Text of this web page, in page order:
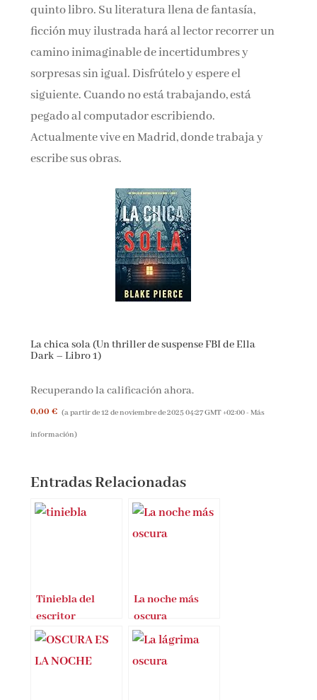
quinto libro. Su literatura llena de fantasía,
ficción muy ilustrada hará al lector recorrer un
camino inimaginable de incertidumbres y
sorpresas sin igual. Disfrútelo y espere el
siguiente. Cuando no está trabajando, está
pegado al computador escribiendo.
Actualmente vive en Madrid, donde trabaja y
escribe sus obras.
La chica sola (Un thriller de suspense FBI de Ella
Dark – Libro 1)
Recuperando la calificación ahora.
0,00 € (a partir de 12 de noviembre de 2025 04:27 GMT +02:00 -Más
información)
Entradas Relacionadas
Tiniebla del
escritor
francés Paul
La noche más
oscura